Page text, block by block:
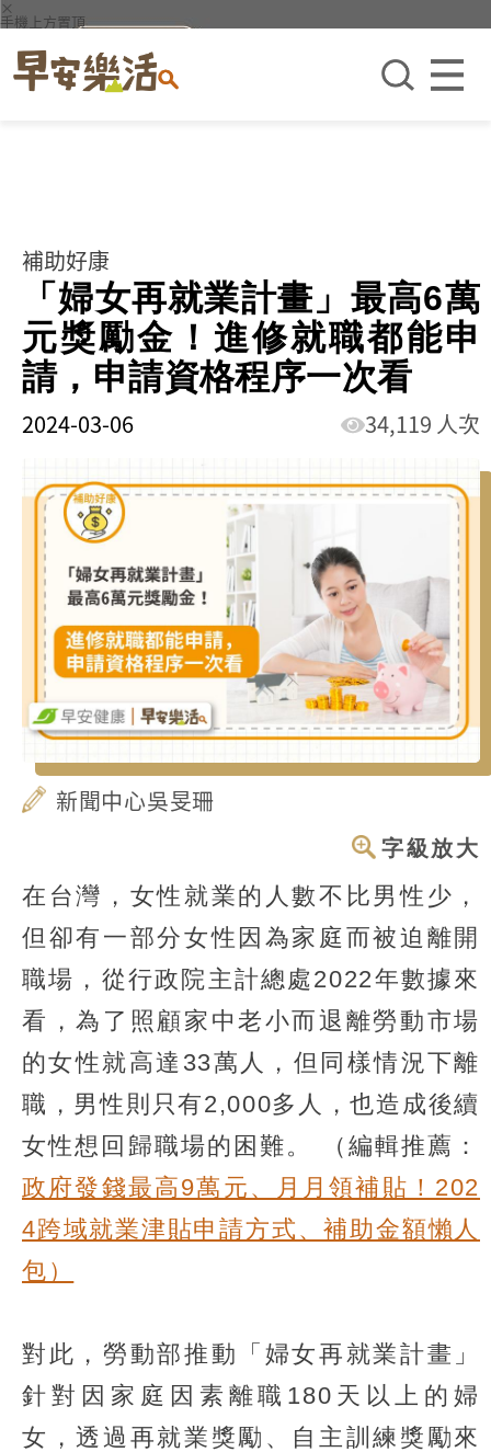
×
手機上方置頂
補助好康
「婦女再就業計畫」最高6萬
元獎勵金！進修就職都能申
請，申請資格程序一次看
2024-03-06 34,119 人次
新聞中心吳旻珊
字級放大
在台灣，女性就業的人數不比男性少，
但卻有一部分女性因為家庭而被迫離開
職場，從行政院主計總處2022年數據來
看，為了照顧家中老小而退離勞動市場
的女性就高達33萬人，但同樣情況下離
職，男性則只有2,000多人，也造成後續
女性想回歸職場的困難。
（編輯推薦：
政府發錢最高9萬元、月月領補貼！202
4跨域就業津貼申請方式、補助金額懶人
包）
對此，勞動部推動「婦女再就業計畫」
針對因家庭因素離職180天以上的婦
女，透過再就業獎勵、自主訓練獎勵來